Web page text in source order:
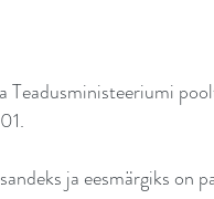
Teadusministeeriumi
ja eesmärgiks